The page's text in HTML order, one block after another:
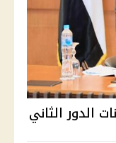
الدور الثاني